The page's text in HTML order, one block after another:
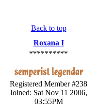
Back to top
Roxana I
**********
Registered Member #238
Joined: Sat Nov 11 2006,
03:55PM